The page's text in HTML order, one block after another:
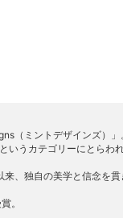
（ミントデザインズ）
いうカテゴリーにとらわ
、独自の美学と信念を
。